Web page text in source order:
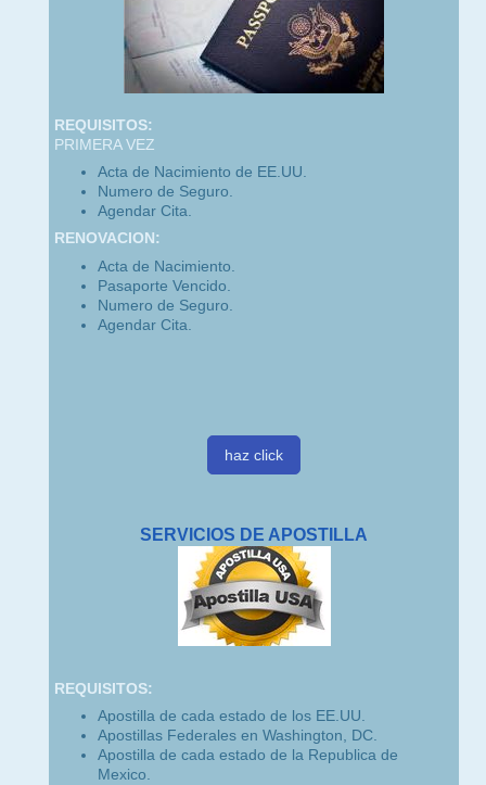
REQUISITOS:
PRIMERA VEZ
Acta de Nacimiento de EE.UU.
Numero de Seguro.
Agendar Cita.
RENOVACION:
Acta de Nacimiento.
Pasaporte Vencido.
Numero de Seguro.
Agendar Cita.
haz click
SERVICIOS DE APOSTILLA
REQUISITOS:
Apostilla de cada estado de los EE.UU.
Apostillas Federales en Washington, DC.
Apostilla de cada estado de la Republica de
Mexico.